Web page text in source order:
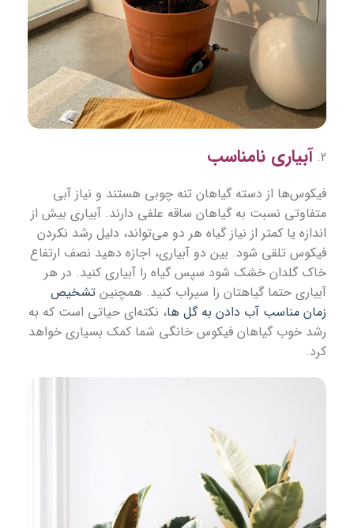
آبیاری نامناسب
فیکوس‌ها از دسته گیاهان تنه چوبی هستند و نیاز آبی
متفاوتی نسبت به گیاهان ساقه علفی دارند. آبیاری بیش از
اندازه یا کمتر از نیاز گیاه هر دو می‌تواند، دلیل رشد نکردن
فیکوس تلقی شود. بین دو آبیاری، اجازه دهید نصف ارتفاع
خاک گلدان خشک شود سپس گیاه را آبیاری کنید. در هر
آبیاری حتما گیاهتان را سیراب کنید. همچنین تشخیص
زمان مناسب آب دادن به گل ها، نکته‌ای حیاتی است که به
رشد خوب گیاهان فیکوس خانگی شما کمک بسیاری خواهد
کرد.